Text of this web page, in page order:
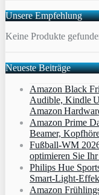
Unsere Empfehlung
Keine Produkte
Neueste Beiträge
Amazon Black
Audible, Kindle
Amazon
Amazon Prime
Beamer,
Fußball-WM
optimieren Sie
Philips Hue
Amazon